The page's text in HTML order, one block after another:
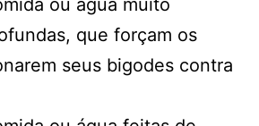
ou água muito
que forçam os
seus bigodes contra